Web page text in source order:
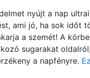
nyújt a nap
ami jó, ha sok időt
a szemét! A
sugarakat
a napfényre.